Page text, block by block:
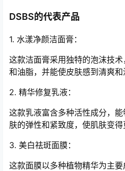
DSBS的代表产品
1. 水漾净颜洁面膏：
这款洁面膏采用独特的泡沫技
和油脂，并能使皮肤感到清爽和
2. 精华修复乳液：
这款乳液富含多种活性成分，
肤的弹性和紧致度，使肌肤变得
3. 美白祛斑面膜：
这款面膜以多种植物精华为主